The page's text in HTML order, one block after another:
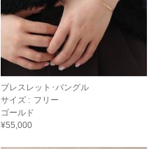
ブレスレット･バングル
サイズ : フリー
ゴールド
¥55,000